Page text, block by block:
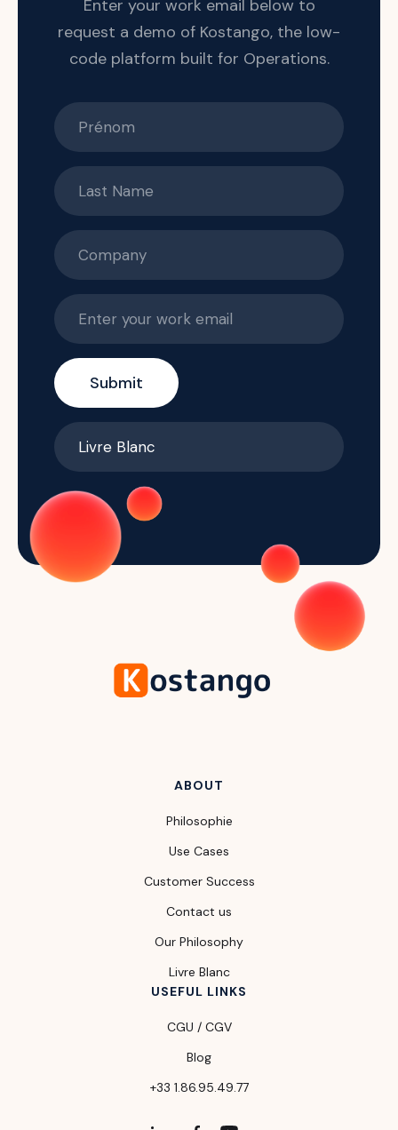
Enter your work email below to
request a demo of Kostango, the low-
code platform built for Operations.
ABOUT
Philosophie
Use Cases
Customer Success
Contact us
Our Philosophy
Livre Blanc
USEFUL LINKS
CGU / CGV
Blog
+33 1.86.95.49.77